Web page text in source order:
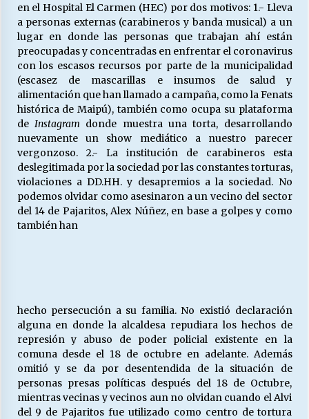
en el Hospital El Carmen (HEC) por dos motivos: 1.- Lleva
a personas externas (carabineros y banda musical) a un
lugar en donde las personas que trabajan ahí están
preocupadas y concentradas en enfrentar el coronavirus
con los escasos recursos por parte de la municipalidad
(escasez de mascarillas e insumos de salud y
alimentación que han llamado a campaña, como la Fenats
histórica de Maipú), también como ocupa su plataforma
de Instagram donde muestra una torta, desarrollando
nuevamente un show mediático a nuestro parecer
vergonzoso. 2.- La institución de carabineros esta
deslegitimada por la sociedad por las constantes torturas,
violaciones a DD.HH. y desapremios a la sociedad. No
podemos olvidar como asesinaron a un vecino del sector
del 14 de Pajaritos, Alex Núñez, en base a golpes y como
también han
hecho persecución a su familia. No existió declaración
alguna en donde la alcaldesa repudiara los hechos de
represión y abuso de poder policial existente en la
comuna desde el 18 de octubre en adelante. Además
omitió y se da por desentendida de la situación de
personas presas políticas después del 18 de Octubre,
mientras vecinas y vecinos aun no olvidan cuando el Alvi
del 9 de Pajaritos fue utilizado como centro de tortura